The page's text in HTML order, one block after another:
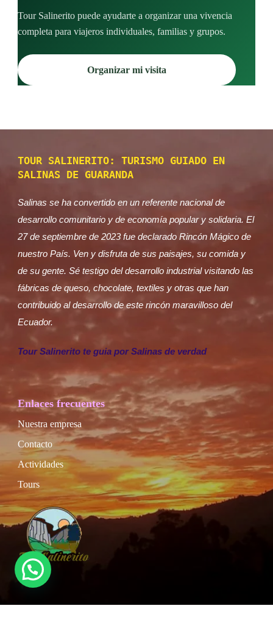
Tour Salinerito puede ayudarte a organizar una vivencia
completa para viajeros individuales, familias y grupos.
Organizar mi visita
TOUR SALINERITO: TURISMO GUIADO EN
SALINAS DE GUARANDA
Salinas se ha convertido en un referente nacional de
desarrollo comunitario y de economía popular y solidaria. El
27 de septiembre de 2023 fue declarado Rincón Mágico de
nuestro País. Ven y disfruta de sus paisajes, su comida y
de su gente. Sé testigo del desarrollo industrial visitando las
fábricas de queso, chocolate, textiles y otras que han
contribuido al desarrollo de este rincón maravilloso del
Ecuador.
Tour Salinerito te guia por Salinas de verdad
Enlaces frecuentes
Nuestra empresa
Contacto
Actividades
Tours